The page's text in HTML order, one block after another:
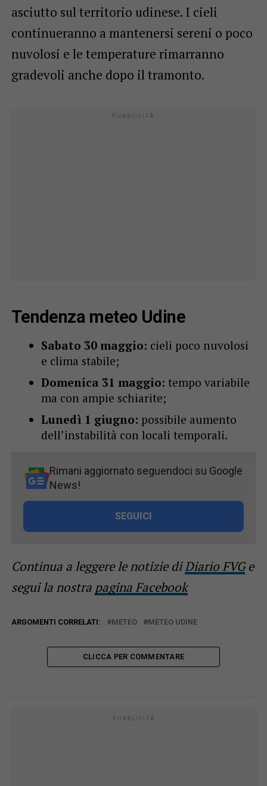
asciutto sul territorio udinese. I cieli
continueranno a mantenersi sereni o poco
nuvolosi e le temperature rimarranno
gradevoli anche dopo il tramonto.
Tendenza meteo Udine
Sabato 30 maggio: cieli poco nuvolosi
e clima stabile;
Domenica 31 maggio: tempo variabile
ma con ampie schiarite;
Lunedì 1 giugno: possibile aumento
dell’instabilità con locali temporali.
Rimani aggiornato seguendoci su Google
News!
SEGUICI
Continua a leggere le notizie diDiario FVGe
segui la nostra pagina Facebook
ARGOMENTI CORRELATI: METEO METEO UDINE
CLICCA PER COMMENTARE
PUBBLICITÀ